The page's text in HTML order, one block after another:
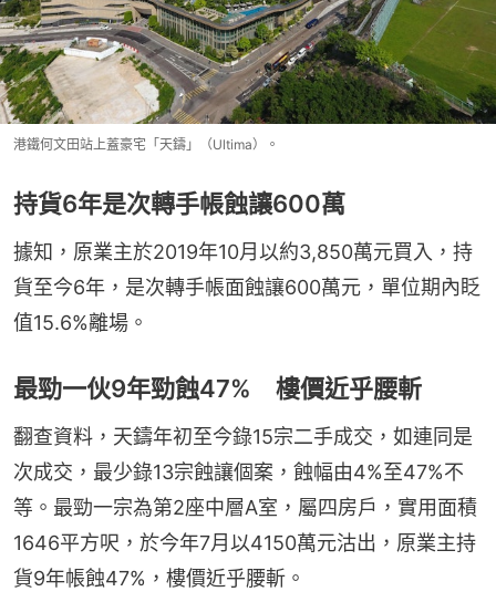
港鐵何文田站上蓋豪宅「天鑄」（Ultima）。
持貨6年是次轉手帳蝕讓600萬
據知，原業主於2019年10月以約3,850萬元買入，持
貨至今6年，是次轉手帳面蝕讓600萬元，單位期內眨
值15.6%離場。
最勁一伙9年勁蝕47% 樓價近乎腰斬
翻查資料，天鑄年初至今錄15宗二手成交，如連同是
次成交，最少錄13宗蝕讓個案，蝕幅由4%至47%不
等。最勁一宗為第2座中層A室，屬四房戶，實用面積
1646平方呎，於今年7月以4150萬元沽出，原業主持
貨9年帳蝕47%，樓價近乎腰斬。